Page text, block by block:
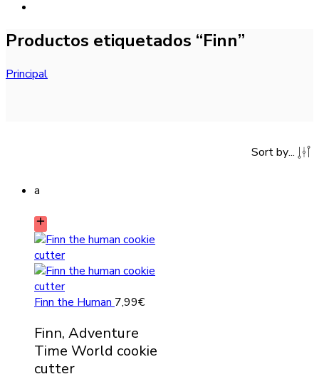
Productos etiquetados “Finn”
Principal
Sort by...
a
Finn the Human 7,99€
Finn, Adventure
Time World cookie
cutter